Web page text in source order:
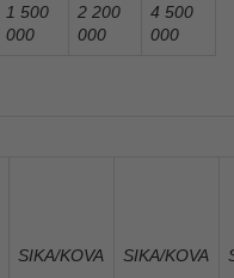
1 500
000
2 200
000
4 500
000
SIKA/KOVA SIKA/KOVA